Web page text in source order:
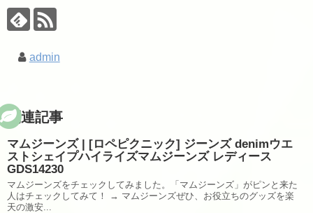
admin
関連記事
マムジーンズ | [ロペピクニック] ジーンズ denimウエ
ストシェイプハイライズマムジーンズ レディース
GDS14230
マムジーンズをチェックしてみました。「マムジーンズ」がピンと来た
人はチェックしてみて！ → マムジーンズぜひ、お役立ちのグッズを楽
天の激安...